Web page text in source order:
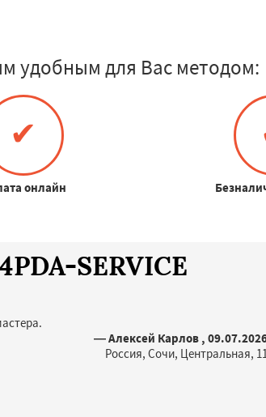
удобным для Вас методом:
✔
онлайн
SERVICE
— Алексей Карлов ,
Россия, Сочи, Центральная,